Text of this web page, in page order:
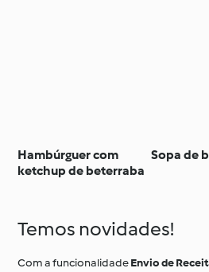
Hambúrguer com
ketchup de beterraba
Sopa de
Temos novidades!
Com a funcionalidadeEnvio de